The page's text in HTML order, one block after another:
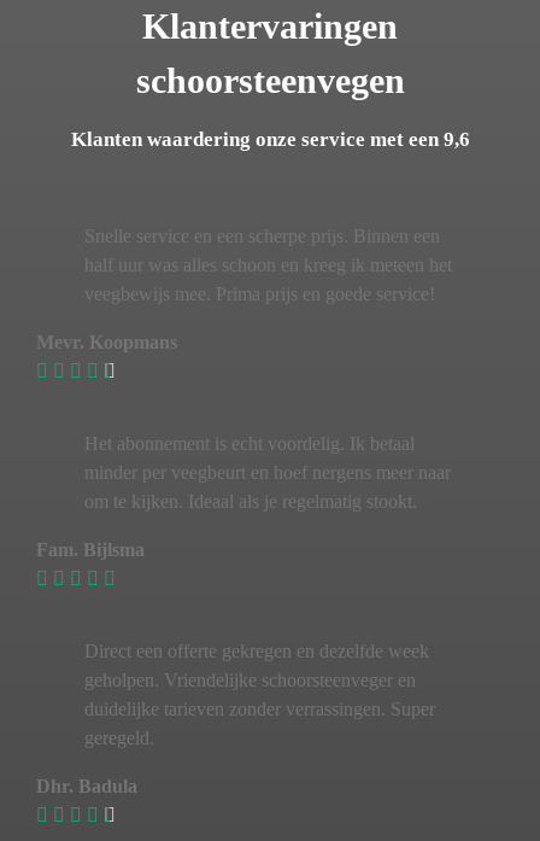
Klantervaringen
schoorsteenvegen
Klanten waardering onze service met een 9,6
Snelle service en een scherpe prijs. Binnen een
half uur was alles schoon en kreeg ik meteen het
veegbewijs mee. Prima prijs en goede service!
Mevr. Koopmans
Het abonnement is echt voordelig. Ik betaal
minder per veegbeurt en hoef nergens meer naar
om te kijken. Ideaal als je regelmatig stookt.
Fam. Bijlsma
Direct een offerte gekregen en dezelfde week
geholpen. Vriendelijke schoorsteenveger en
duidelijke tarieven zonder verrassingen. Super
geregeld.
Dhr. Badula